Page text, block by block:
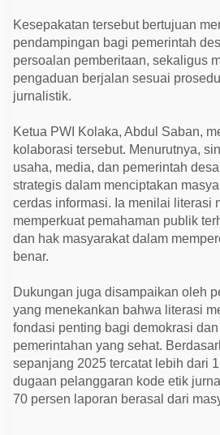
Kesepakatan tersebut bertujuan
pendampingan bagi pemerintah
persoalan pemberitaan, sekaligus
pengaduan berjalan sesuai
jurnalistik.
Ketua PWI Kolaka, Abdul Saban,
kolaborasi tersebut. Menurutnya,
usaha, media, dan pemerintah
strategis dalam menciptakan
cerdas informasi. Ia menilai literasi
memperkuat pemahaman publik
dan hak masyarakat dalam
benar.
Dukungan juga disampaikan oleh
yang menekankan bahwa literasi
fondasi penting bagi demokrasi
pemerintahan yang sehat.
sepanjang 2025 tercatat lebih dari
dugaan pelanggaran kode etik
70 persen laporan berasal dari